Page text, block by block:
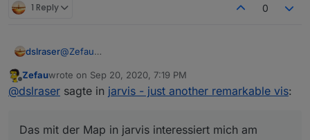
1 Reply 0
dslraser@Zefau
die alias Geschichte ist für mich auch nicht so wichtig,
die nutze ich nur in einem Blockly, weil es damit
Das mit der Map in jarvis interessiert mich am meisten,
Offline
Zefauwrote on Sep 20, 2020, 7:19 PM
last edited by
@dslraser sagte in jarvis - just another remarkable vis:
Das mit der Map in jarvis interessiert mich am